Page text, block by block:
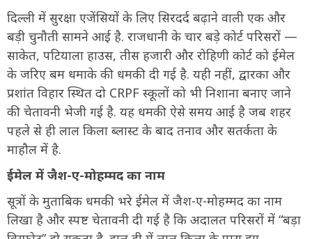
दिल्ली में सुरक्षा एजेंसियों के लिए सिरदर्द बढ़ाने वाली एक और
बड़ी चुनौती सामने आई है. राजधानी के चार बड़े कोर्ट परिसरों —
साकेत, पटियाला हाउस, तीस हजारी और रोहिणी कोर्ट को ईमेल
के जरिए बम धमाके की धमकी दी गई है. यही नहीं, द्वारका और
प्रशांत विहार स्थित दो CRPF स्कूलों को भी निशाना बनाए जाने
की चेतावनी भेजी गई है. यह धमकी ऐसे समय आई है जब शहर
पहले से ही लाल किला ब्लास्ट के बाद तनाव और सतर्कता के
माहौल में है.
ईमेल में जैश-ए-मोहम्मद का नाम
सूत्रों के मुताबिक धमकी भरे ईमेल में जैश-ए-मोहम्मद का नाम
लिखा है और स्पष्ट चेतावनी दी गई है कि अदालत परिसरों में “बड़ा